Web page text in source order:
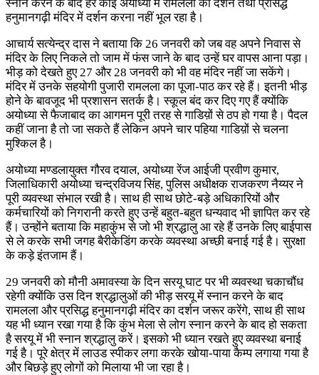
स्नान करने के बाद हर कोई अयोध्या में रामलला का दर्शन तथा प्रसिद्ध
हनुमानगढ़ी मंदिर में दर्शन करना नहीं भूल रहा है।
आचार्य सत्येन्द्र दास ने बताया कि 26 जनवरी को जब वह अपने निवास से
मंदिर के लिए निकले तो जाम में फंस जाने के बाद उन्हें घर वापस आना पड़ा।
भीड़ को देखते हुए 27 और 28 जनवरी को भी वह मंदिर नहीं जा सकेंगे।
मंदिर में उनके सहयोगी पुजारी रामलला का पूजा-पाठ कर रहे हैं। इतनी भीड़
होने के बावजूद भी प्रशासन सतर्क है। स्कूल बंद कर दिए गए हैं क्योंकि
अयोध्या से फैजाबाद का आगमन पूरी तरह से गाडिय़ों से ठप हो गया है। पैदल
कहीं जाना है तो जा सकते हैं लेकिन अपने चार पहिया गाडिय़ों से चलना
मुश्किल है।
अयोध्या मण्डलायुक्त गौरव दयाल, अयोध्या रेंज आईजी प्रवीण कुमार,
जिलाधिकारी अयोध्या चन्द्रविजय सिंह, पुलिस अधीक्षक राजकरण नैय्यर ने
पूरी व्यवस्था संभाल रखी है। साथ ही साथ छोटे-बड़े अधिकारियों और
कर्मचारियों को निगरानी करते हुए उन्हें बहुत-बहुत धन्यवाद भी ज्ञापित कर रहे
हैं। उन्होंने बताया कि महाकुंभ से जो भी श्रद्धालु आ रहे हैं उनके लिए बाईपास
से ले करके सभी जगह बैरीकेडिंग करके व्यवस्था अच्छी बनाई गई है। सुरक्षा
के कड़े इंतजाम हैं।
29 जनवरी को मौनी अमावस्या के दिन सरयू घाट पर भी व्यवस्था चकाचौंध
रहेगी क्योंकि उस दिन श्रद्धालुओं की भीड़ सरयू में स्नान करने के बाद
रामलला और प्रसिद्ध हनुमानगढ़ी मंदिर का दर्शन जरूर करेंगे, साथ ही साथ
यह भी ध्यान रखा गया है कि कुंभ मेला से लोग स्नान करने के बाद हो सकता
है सरयू में भी स्नान श्रद्धालु करें। इसको भी ध्यान रखते हुए व्यवस्था बनाई
गई है। पूरे क्षेत्र में लाउड स्पीकर लगा करके खोया-पाया कैम्प लगाया गया है
और बिछड़े हुए लोगों को मिलाया भी जा रहा है।